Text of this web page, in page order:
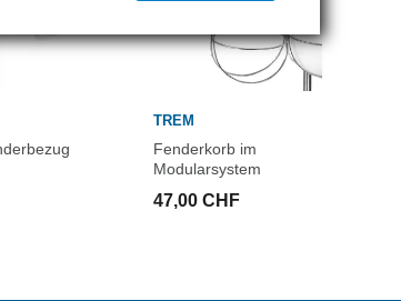
TREM
Fenderkorb im
Modularsystem
47,00 CHF